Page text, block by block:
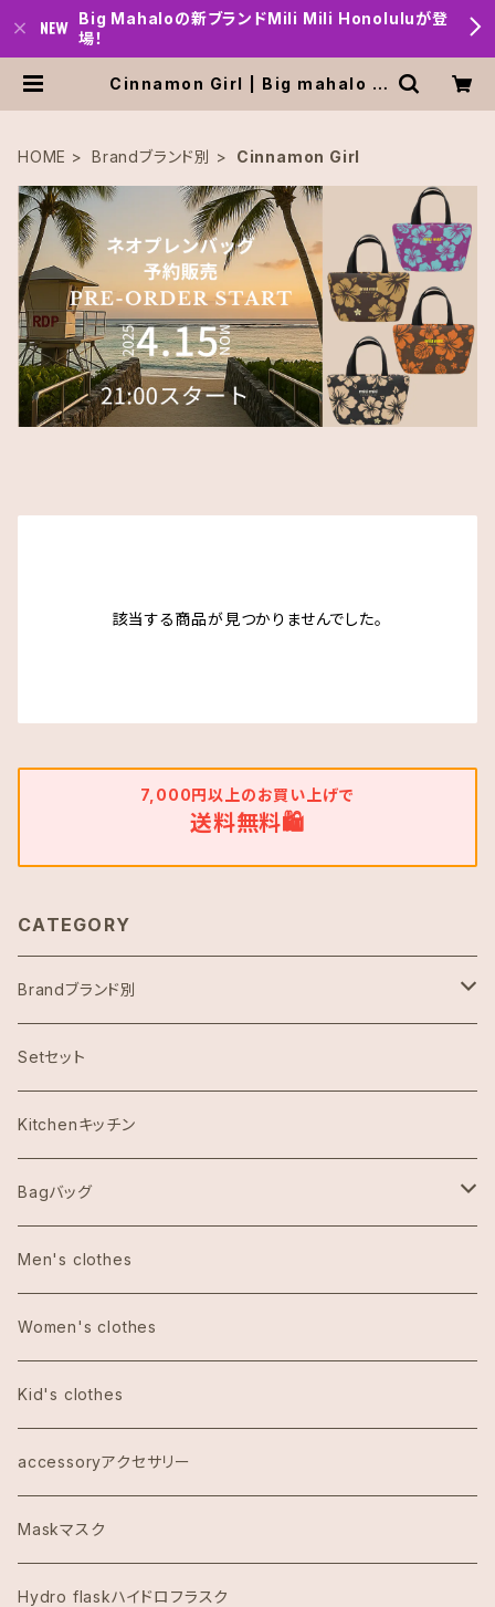
Big Mahaloの新ブランドMili Mili Honoluluが登
場！
Cinnamon Girl | Big mahalo H
HOME Brandブランド別 Cinnamon Girl
該当する商品が見つかりませんでした。
7,000円以上のお買い上げで
送料無料🛍
CATEGORY
Brandブランド別
ハワイ限定スヌーピー
Abercrombie & Fitch アバクロンビー
Aulani Disneyアウラニディズニー
Anthoropologieアンソロポロジー
Bath&Body Worksバス＆ボディワークス
Calvin Klein カルバンクライン
COACHコーチ
Dawn to Earth ダウントゥーアース
Dean & DeLuca ディーンアンドデルーカ
Setセット
Kitchenキッチン
Bagバッグ
tote bag トートバッグ
エコバッグ
Men's clothes
Women's clothes
Kid's clothes
accessoryアクセサリー
Maskマスク
Hydro flaskハイドロフラスク